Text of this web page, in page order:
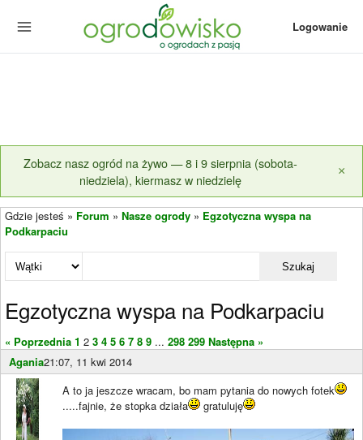
Logowanie
Zobacz nasz ogród na żywo — 8 i 9 sierpnia (sobota-
niedziela), kiermasz w niedzielę
×
Gdzie jesteś » Forum » Nasze ogrody » Egzotyczna wyspa na
Podkarpaciu
Szukaj
Egzotyczna wyspa na Podkarpaciu
« Poprzednia 1 2 3 4 5 6 7 8 9 ... 298 299 Następna »
Agania21:07, 11 kwi 2014
A to ja jeszcze wracam, bo mam pytania do nowych fotek
.....fajnie, że stopka działa
gratuluję